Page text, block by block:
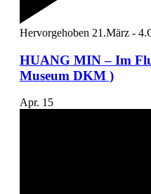
Hervorgehoben 21.März -
HUANG MIN – Im
Museum DKM )
Apr. 15